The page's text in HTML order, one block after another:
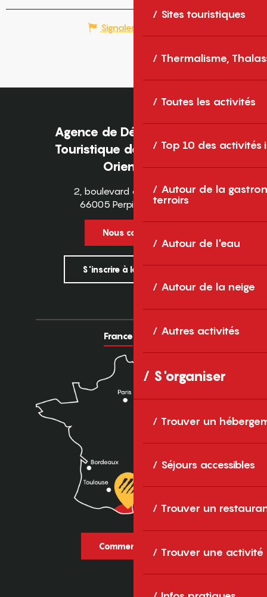
Sites touristiques
Thermalisme,
Toutes les activités
Top 10 des activités
Autour de la
terroirs
Autour de l'eau
Autour de la neige
Autres activités
S'organiser
Trouver un
Séjours accessibles
Trouver un
Trouver une activité
Signaler une erreur
Agence de Développement
Touristique des Pyrénées-
Orientales
2, boulevard des Pyrénées
66005 Perpignan Cedex
Nous contacter
S'inscrire à la newsletter
France Europe
Comment venir ?